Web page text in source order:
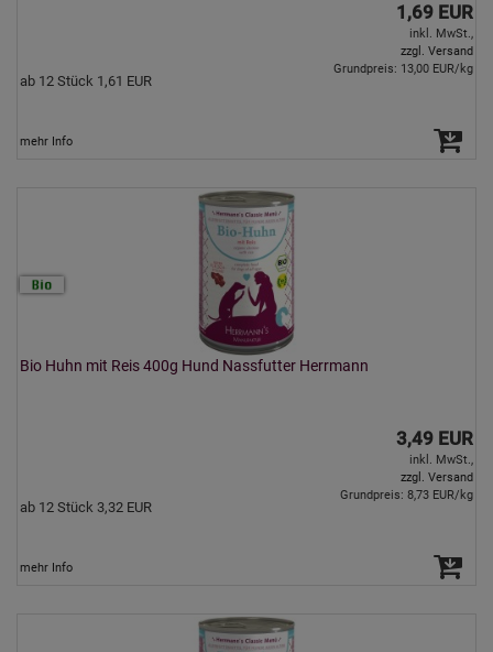
1,69 EUR
inkl. MwSt.,
zzgl. Versand
ab 12 Stück 1,61 EUR
Grundpreis: 13,00 EUR/kg
mehr Info
Bio Huhn mit Reis 400g Hund Nassfutter Herrmann
3,49 EUR
inkl. MwSt.,
zzgl. Versand
ab 12 Stück 3,32 EUR
Grundpreis: 8,73 EUR/kg
mehr Info